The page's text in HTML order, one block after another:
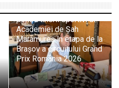
Evoluții promițătoare
pentru tinerii sportivi ai
Academiei de Șah
Maramureș în etapa de la
Brașov a circuitului Grand
Prix România 2026